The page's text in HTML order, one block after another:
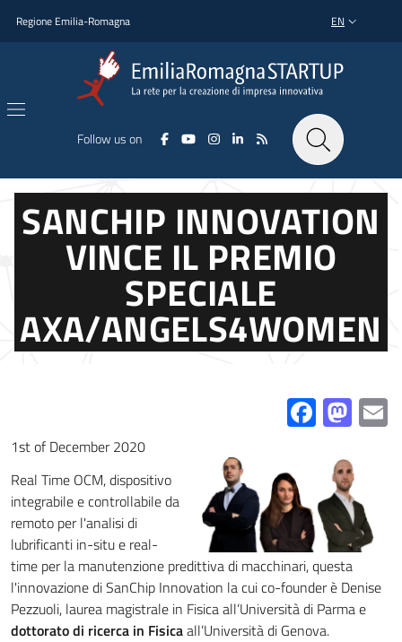
Regione Emilia-Romagna LANGUAGE
EN
Follow us on
SANCHIP INNOVATION
VINCE IL PREMIO
SPECIALE
AXA/ANGELS4WOMEN
1st of December 2020
Real Time OCM, dispositivo
integrabile e controllabile da
remoto per l'analisi di
lubrificanti in-situ e real-
time per la manutenzione predittiva di macchinari, questa
l'innovazione di SanChip Innovation la cui co-founder è Denise
Pezzuoli, laurea magistrale in Fisica all’Università di Parma e
dottorato di ricerca in Fisicaall’Università di Genova.